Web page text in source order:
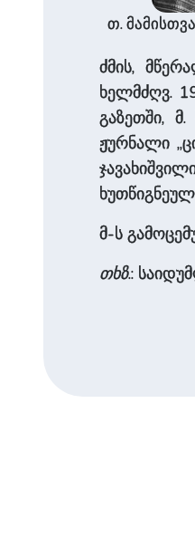
თ.
ძმის,
ხელმძღვ.
გაზეთში,
ჟურნალი
მ-ს
თხზ.: